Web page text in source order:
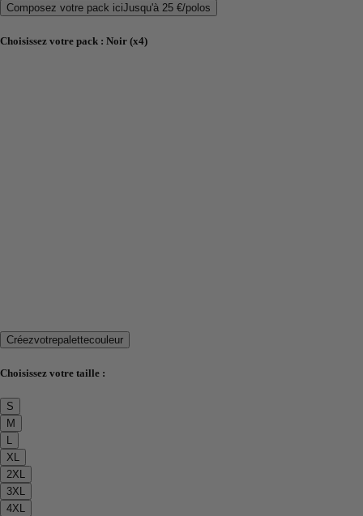
Composez votre pack iciJusqu'à 25 €/polos
Choisissez votre pack : Noir (x4)
Créezvotrepalettecouleur
Choisissez votre taille :
S
M
L
XL
2XL
3XL
4XL